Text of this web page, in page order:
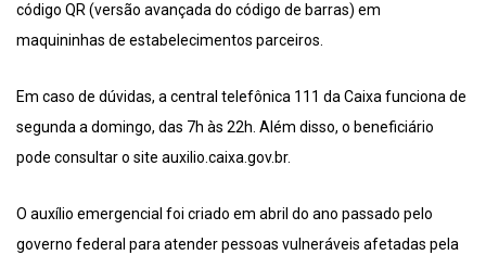
código QR (versão avançada do código de barras) em
maquininhas de estabelecimentos parceiros.
Em caso de dúvidas, a central telefônica 111 da Caixa funciona de
segunda a domingo, das 7h às 22h. Além disso, o beneficiário
pode consultar o site auxilio.caixa.gov.br.
O auxílio emergencial foi criado em abril do ano passado pelo
governo federal para atender pessoas vulneráveis afetadas pela